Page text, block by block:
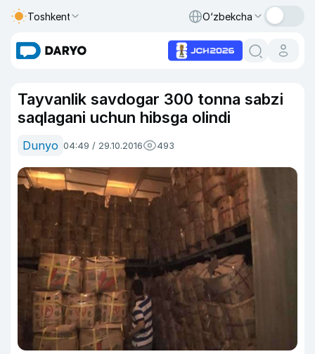
Toshkent O‘zbekcha
Tayvanlik savdogar 300 tonna sabzi
saqlagani uchun hibsga olindi
Dunyo 04:49 / 29.10.2016 493